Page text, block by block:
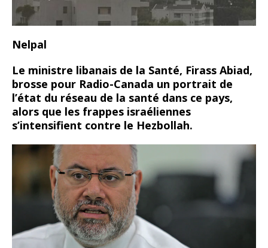
Nelpal
Le ministre libanais de la Santé, Firass Abiad,
brosse pour Radio-Canada un portrait de
l’état du réseau de la santé dans ce pays,
alors que les frappes israéliennes
s’intensifient contre le Hezbollah.